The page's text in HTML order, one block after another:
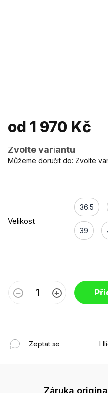
od 1 970 Kč
Zvolte variantu
Velikost
36.5
39
Můžeme doručit do: Zvolte
Zeptat se
Záruka